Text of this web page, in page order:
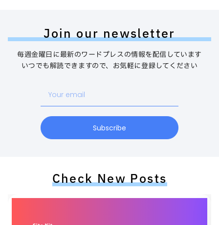
Join our newsletter
毎週金曜日に最新のワードプレスの情報を配信しています
いつでも解読できますので、お気軽に登録してください
email
Subscribe
Check New Posts